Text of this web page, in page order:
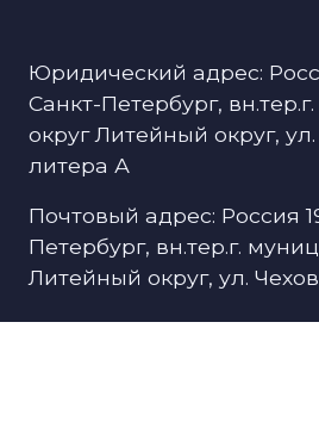
Юридический адрес:
Санкт-Петербург,
округ Литейный округ, ул.
литера А
Почтовый адрес: Россия
Петербург, вн.тер.г.
Литейный округ, ул.